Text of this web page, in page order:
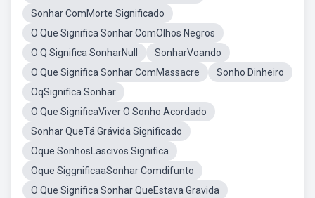
Sonhar ComMorte Significado
O Que Significa Sonhar ComOlhos Negros
O Q Significa SonharNull
SonharVoando
O Que Significa Sonhar ComMassacre
Sonho Dinheiro
OqSignifica Sonhar
O Que SignificaViver O Sonho Acordado
Sonhar QueTá Grávida Significado
Oque SonhosLascivos Significa
Oque SiggnificaaSonhar Comdifunto
O Que Significa Sonhar QueEstava Gravida